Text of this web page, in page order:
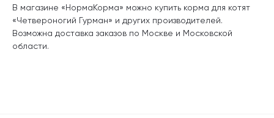
В магазине «НормаКорма» можно купить корма для котят
«Четвероногий Гурман» и других производителей.
Возможна доставка заказов по Москве и Московской
области.